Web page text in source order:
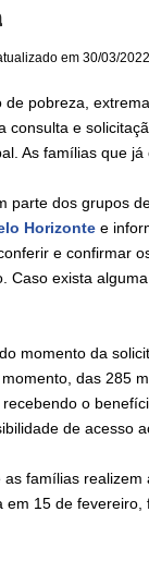
em 30/03/
de pobreza,
consulta e
As famílias que
parte dos grupos
Horizonte e
e confirmar
Caso exista
momento da
das 285
o
de acesso
famílias
em 15 de